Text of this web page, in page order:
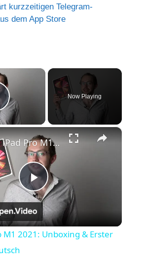
kurzzeitigen Telegram-
dem App Store
×
Video
Now Playing
×
P
l
Apple iPad Pro M1 2021: Unboxing & Erster Eindruck | Deutsch
M1 2021: Unboxing & Erster